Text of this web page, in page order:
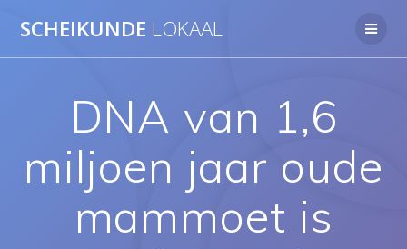
naar
SCHEIKUNDE LOKAAL
DNA van 1,6
miljoen jaar oude
mammoet is